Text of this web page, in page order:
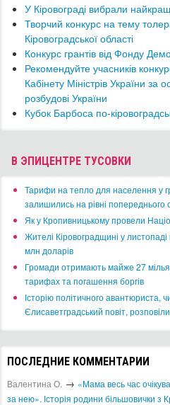
У Кіровограді вибрали
Творчий конкурс на тему
Кіровоградської області
Конкурс грантів від Фонду
Рекомендуйте учасників
Кабінету Міністрів України за
розбудові України
Кубок Барбоса по-
В ЭПИЦЕНТРЕ ТУСОВКИ
​Тарифи на тепло для населення у
залишились на рівні попереднього
​Як у Кропивницькому провели
​Жителі Кіровоградщині у
млн доларів
​Громади отримають майже 27
тарифах та погашення боргів
Історію політичного авантюриста,
Єлисаветградський повіт,
ПОСЛЕДНИЕ КОММЕНТАРИИ
Валентина О. → «Мама весь час
за нею». Історія родини більшовички з